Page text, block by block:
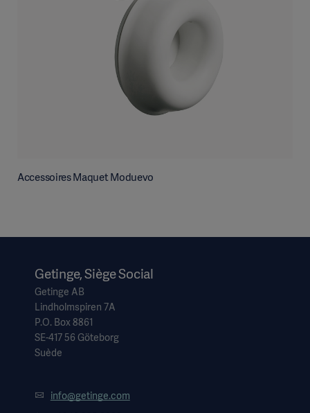
Accessoires Maquet Moduevo
Getinge, Siège Social
Getinge AB
Lindholmspiren 7A
P.O. Box 8861
SE-417 56 Göteborg
Suède
info@getinge.com